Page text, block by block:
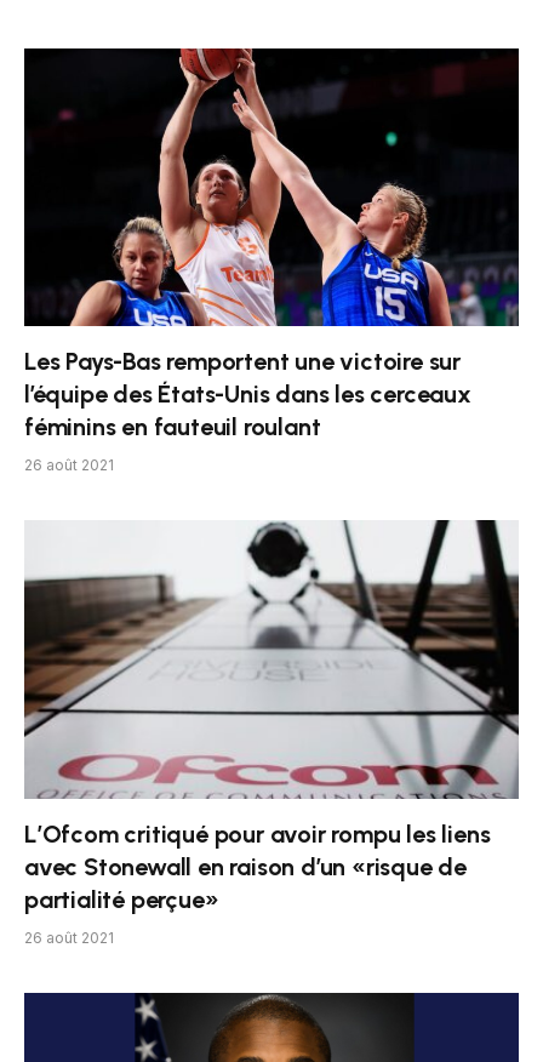
Les Pays-Bas remportent une victoire sur
l’équipe des États-Unis dans les cerceaux
féminins en fauteuil roulant
26 août 2021
L’Ofcom critiqué pour avoir rompu les liens
avec Stonewall en raison d’un «risque de
partialité perçue»
26 août 2021